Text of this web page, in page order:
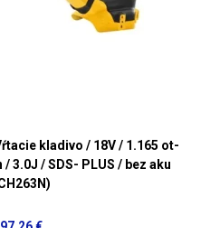
kladivo / 18V / 1.165 ot-
3.0J / SDS- PLUS / bez aku